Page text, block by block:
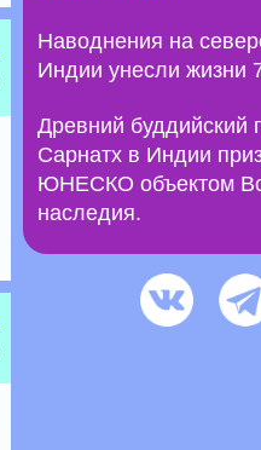
Наводнения на
Индии унесли жизни
Древний буддийский
Сарнатх в Индии
ЮНЕСКО объектом
наследия.